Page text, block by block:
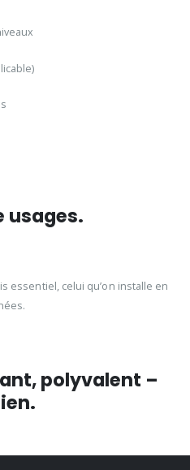
usages.
essentiel, celui qu’on installe en
polyvalent –